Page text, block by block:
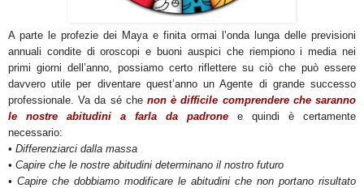
A parte le profezie dei Maya e finita ormai l’onda lunga delle previsioni
annuali condite di oroscopi e buoni auspici che riempiono i media nei
primi giorni dell’anno, possiamo certo riflettere su ciò che può essere
davvero utile per diventare quest’anno un Agente di grande successo
professionale. Va da sé che non è difficile comprendere che saranno
le nostre abitudini a farla da padrone e quindi è certamente
necessario:
• Differenziarci dalla massa
• Capire che le nostre abitudini determinano il nostro futuro
• Capire che dobbiamo modificare le abitudini che non portano risultato